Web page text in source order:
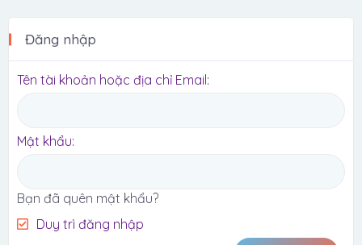
Đăng nhập
Tên tài khoản hoặc địa chỉ Email
Mật khẩu
Bạn đã quên mật khẩu?
Duy trì đăng nhập